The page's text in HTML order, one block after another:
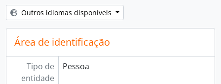
Outros idiomas disponíveis
Área de identificação
Tipo de
entidade
Pessoa